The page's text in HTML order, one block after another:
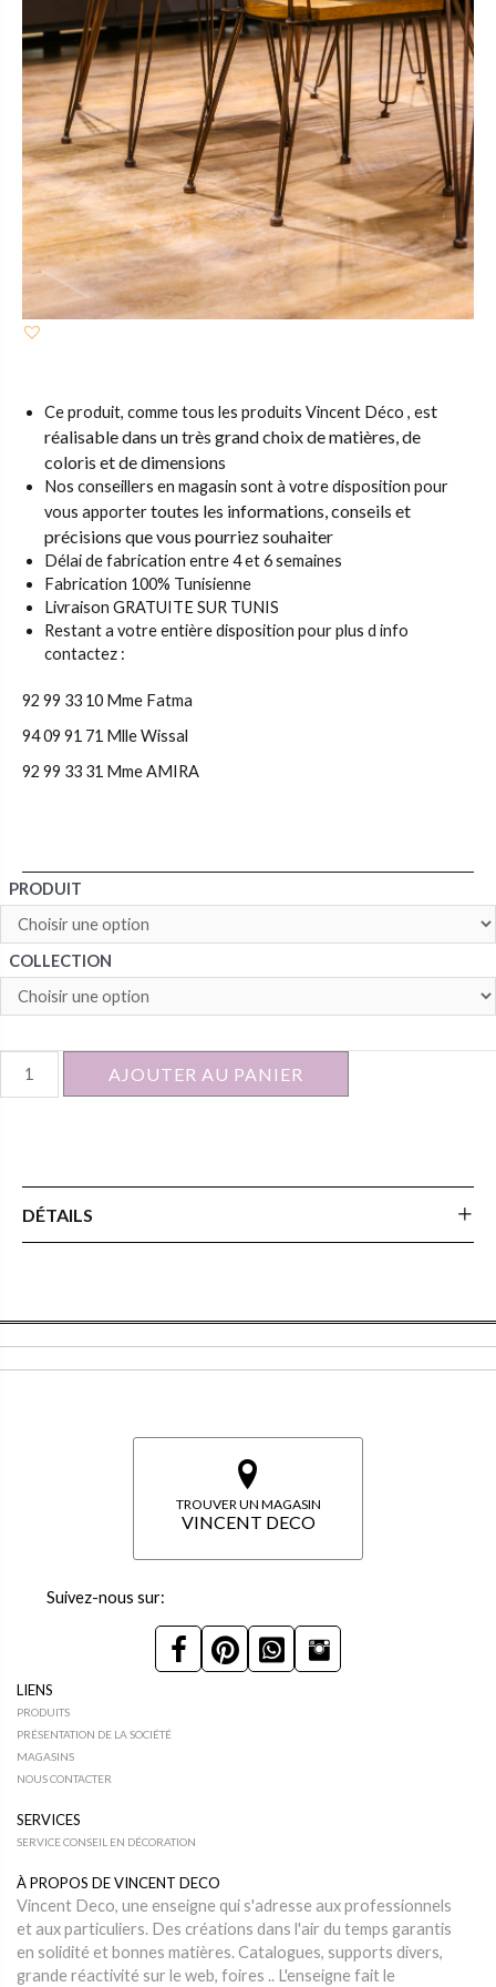
Ce produit, comme tous les produits Vincent Déco , est
réalisable dans un très grand choix de matières, de
coloris et de dimensions
Nos conseillers en magasin sont à votre disposition pour
vous apportertoutes les informations, conseils et
précisions que vous pourriez souhaiter
Délai de fabrication entre 4 et 6 semaines
Fabrication 100% Tunisienne
Livraison GRATUITE SUR TUNIS
Restant a votre entière disposition pour plus d info
contactez :
92 99 33 10 Mme Fatma
94 09 91 71 Mlle Wissal
92 99 33 31 Mme AMIRA
PRODUIT
COLLECTION
AJOUTER AU PANIER
DÉTAILS
TROUVER UN MAGASIN
VINCENT DECO
Suivez-nous sur:
LIENS
PRODUITS
PRÉSENTATION DE LA SOCIÉTÉ
MAGASINS
NOUS CONTACTER
SERVICES
SERVICE CONSEIL EN DÉCORATION
À PROPOS DE VINCENT DECO
Vincent Deco, une enseigne qui s'adresse aux professionnels
et aux particuliers. Des créations dans l'air du temps garantis
en solidité et bonnes matières. Catalogues, supports divers,
grande réactivité sur le web, foires .. L'enseigne fait le